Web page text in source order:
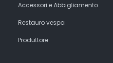
Accessori e Abbigliamento
Restauro vespa
Produttore